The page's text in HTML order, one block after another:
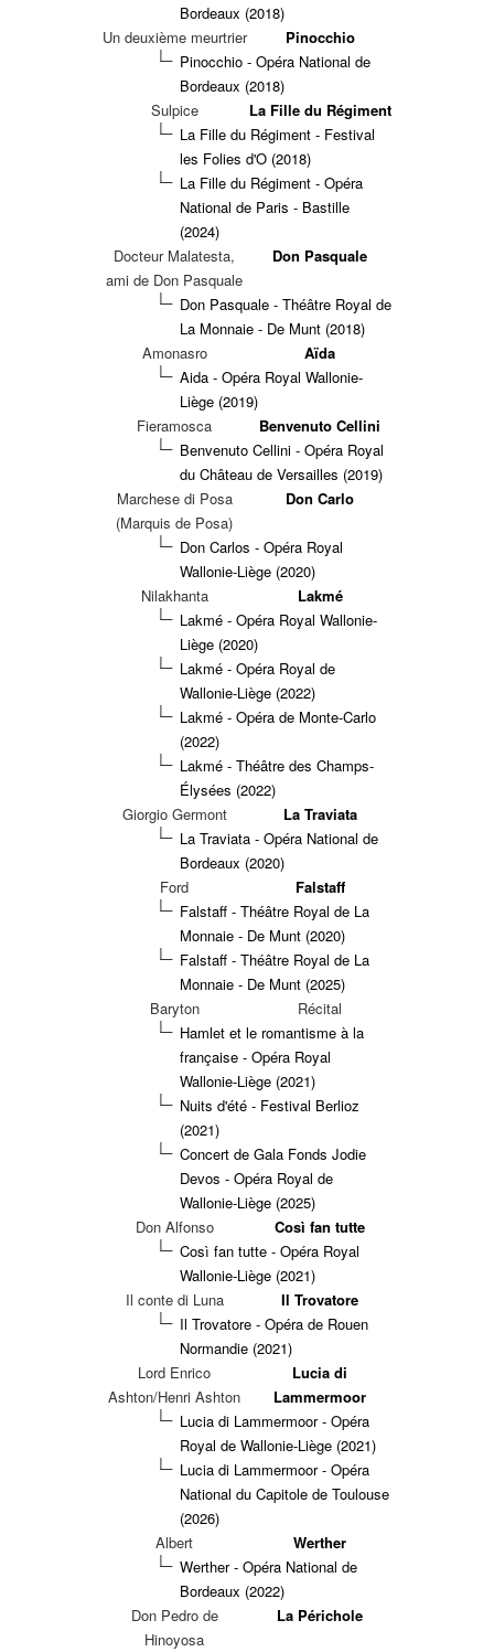
Bordeaux (2018)
Un deuxième meurtrier
Pinocchio
Pinocchio - Opéra National de
Bordeaux (2018)
Sulpice
La Fille du Régiment
La Fille du Régiment - Festival
les Folies d'O (2018)
La Fille du Régiment - Opéra
National de Paris - Bastille
(2024)
Docteur Malatesta,
ami de Don Pasquale
Don Pasquale
Don Pasquale - Théâtre Royal de
La Monnaie - De Munt (2018)
Amonasro
Aïda
Aida - Opéra Royal Wallonie-
Liège (2019)
Fieramosca
Benvenuto Cellini
Benvenuto Cellini - Opéra Royal
du Château de Versailles (2019)
Marchese di Posa
(Marquis de Posa)
Don Carlo
Don Carlos - Opéra Royal
Wallonie-Liège (2020)
Nilakhanta
Lakmé
Lakmé - Opéra Royal Wallonie-
Liège (2020)
Lakmé - Opéra Royal de
Wallonie-Liège (2022)
Lakmé - Opéra de Monte-Carlo
(2022)
Lakmé - Théâtre des Champs-
Élysées (2022)
Giorgio Germont
La Traviata
La Traviata - Opéra National de
Bordeaux (2020)
Ford
Falstaff
Falstaff - Théâtre Royal de La
Monnaie - De Munt (2020)
Falstaff - Théâtre Royal de La
Monnaie - De Munt (2025)
Baryton
Récital
Hamlet et le romantisme à la
française - Opéra Royal
Wallonie-Liège (2021)
Nuits d'été - Festival Berlioz
(2021)
Concert de Gala Fonds Jodie
Devos - Opéra Royal de
Wallonie-Liège (2025)
Don Alfonso
Così fan tutte
Così fan tutte - Opéra Royal
Wallonie-Liège (2021)
Il conte di Luna
Il Trovatore
Il Trovatore - Opéra de Rouen
Normandie (2021)
Lord Enrico
Ashton/Henri Ashton
Lucia di
Lammermoor
Lucia di Lammermoor - Opéra
Royal de Wallonie-Liège (2021)
Lucia di Lammermoor - Opéra
National du Capitole de Toulouse
(2026)
Albert
Werther
Werther - Opéra National de
Bordeaux (2022)
Don Pedro de
Hinoyosa
La Périchole